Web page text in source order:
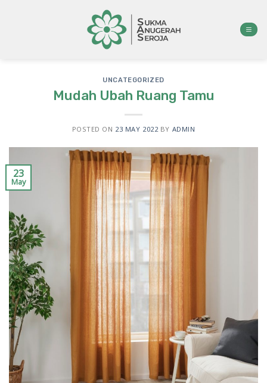
UNCATEGORIZED
Mudah Ubah Ruang Tamu
POSTED ON 23 MAY 2022 BY ADMIN
23
May